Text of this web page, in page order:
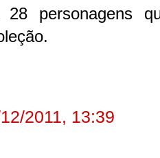
28 personagens
2011, 13:39